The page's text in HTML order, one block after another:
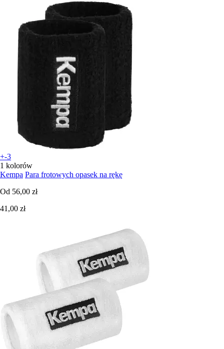
+-3
1 kolorów
Kempa Para frotowych opasek na rękę
Od 56,00 zł
41,00 zł